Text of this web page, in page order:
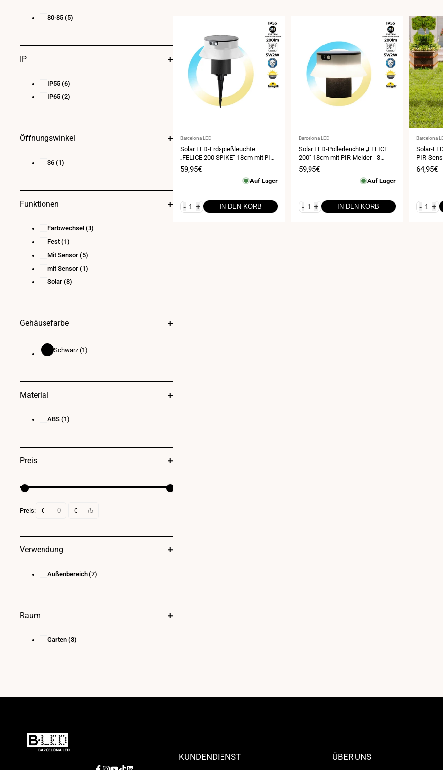
Anbieter:
Barcelona LED
Solar LED-Erdspießleuchte
„FELICE 200 SPIKE“ 18cm mit PIR-
Melder - 3 Betriebsmodi - CCT
Verkaufspreis
59,95€
Auf Lager
- + IN DEN KORB
Anbieter:
Barcelona LED
Solar LED-Pollerleuchte „FELICE
200“ 18cm mit PIR-Melder - 3
Betriebsmodi - CCT
Verkaufspreis
59,95€
Auf Lager
- + IN DEN KORB
Anbieter:
Barcelona
Solar-
PIR-
64,95€
- +
80-85 (5)
IP
IP55 (6)
IP65 (2)
Öffnungswinkel
36 (1)
Funktionen
Farbwechsel (3)
Fest (1)
Mit Sensor (5)
mit Sensor (1)
Solar (8)
Gehäusefarbe
SchwarzSchwarz (1)
Material
ABS (1)
Preis
Preis: € - €
Verwendung
Außenbereich (7)
Raum
Garten (3)
KUNDENDIENST ÜBER UNS